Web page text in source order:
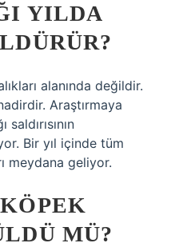
YILDA
alanında değildir.
Araştırmaya
Bir yıl içinde tüm
meydana geliyor.
MÜ?